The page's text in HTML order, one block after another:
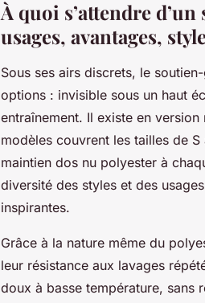
À quoi s’attendre
usages, avantages,
Sous ses airs discrets, le
options : invisible sous un haut
entraînement. Il existe en
modèles couvrent les tailles de
maintien dos nu polyester à
diversité des styles et des
inspirantes.
Grâce à la nature même du
leur résistance aux lavages
doux à basse température, sans